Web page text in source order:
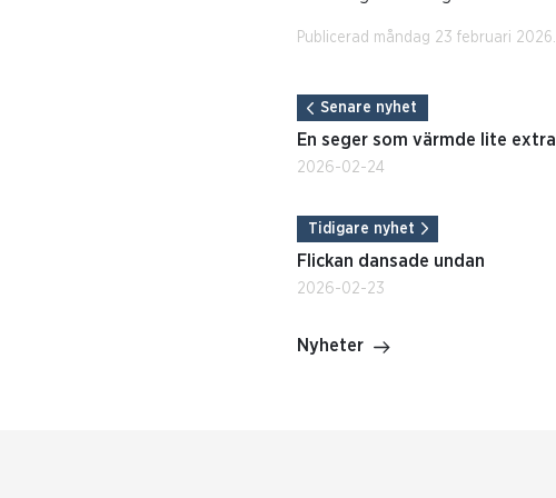
Publicerad måndag 23 februari 2026.
Senare nyhet
En seger som värmde lite extra
2026-02-24
Tidigare nyhet
Flickan dansade undan
2026-02-23
Nyheter